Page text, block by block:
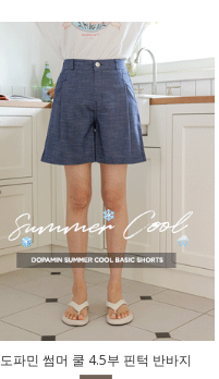
도파민 썸머 쿨 4.5부 핀턱 반바지